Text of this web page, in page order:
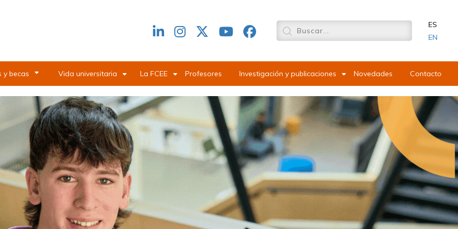
Redes
header
ES
EN
y becas Vida universitaria La FCEE Profesores Investigación y publicaciones Novedades Contacto